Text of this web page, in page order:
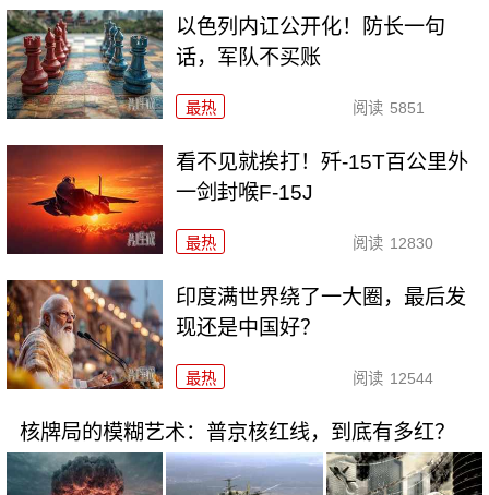
以色列内讧公开化！防长一句
话，军队不买账
最热 阅读 5851
看不见就挨打！歼-15T百公里外
一剑封喉F-15J
最热 阅读 12830
印度满世界绕了一大圈，最后发
现还是中国好？
最热 阅读 12544
核牌局的模糊艺术：普京核红线，到底有多红？